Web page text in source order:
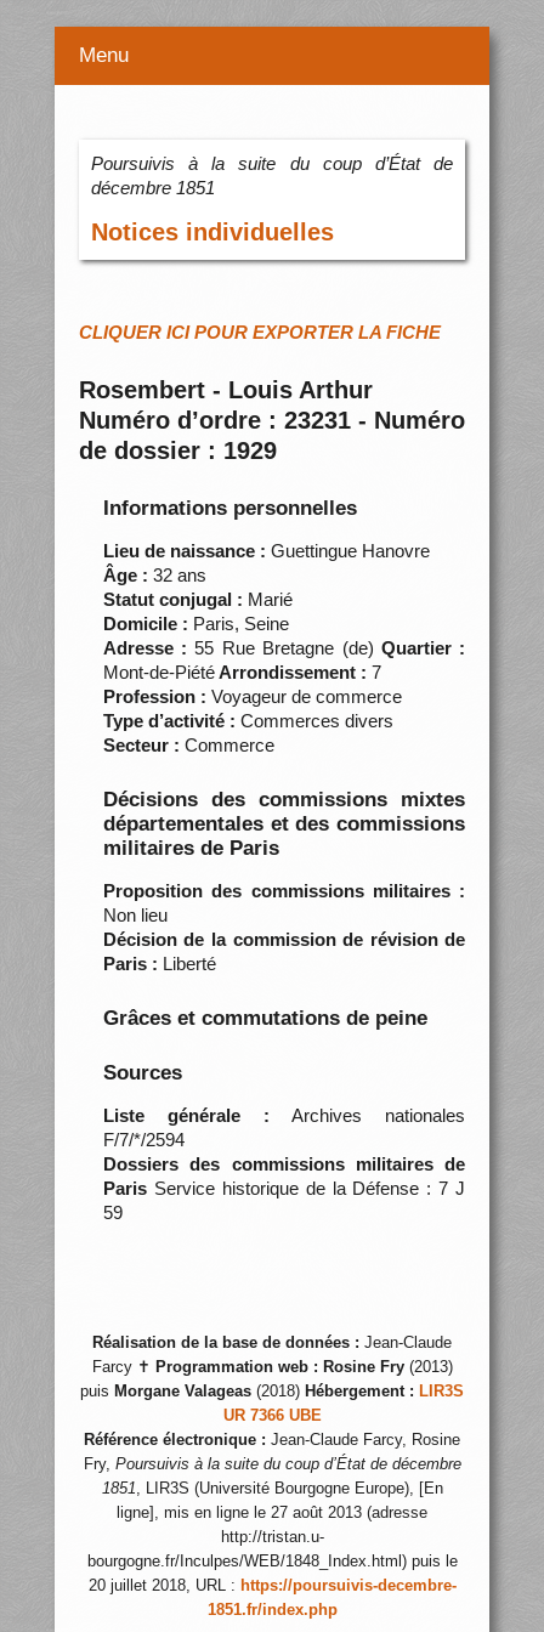
Menu
Poursuivis à la suite du coup d’État de
décembre 1851
Notices individuelles
CLIQUER ICI POUR EXPORTER LA FICHE
Rosembert - Louis Arthur
Numéro d’ordre : 23231 - Numéro
de dossier : 1929
Informations personnelles
Lieu de naissance : Guettingue Hanovre
Âge : 32 ans
Statut conjugal : Marié
Domicile : Paris, Seine
Adresse : 55 Rue Bretagne (de) Quartier :
Mont-de-PiétéArrondissement : 7
Profession : Voyageur de commerce
Type d’activité : Commerces divers
Secteur : Commerce
Décisions des commissions mixtes
départementales et des commissions
militaires de Paris
Proposition des commissions militaires :
Non lieu
Décision de la commission de révision de
Paris : Liberté
Grâces et commutations de peine
Sources
Liste générale : Archives nationales
F/7/*/2594
Dossiers des commissions militaires de
ParisService historique de la Défense : 7 J
59
Réalisation de la base de données : Jean-Claude
Farcy ✝ Programmation web : Rosine Fry(2013)
puis Morgane Valageas (2018) Hébergement : LIR3S
UR 7366 UBE
Référence électronique : Jean-Claude Farcy, Rosine
Fry, Poursuivis à la suite du coup d’État de décembre
1851, LIR3S (Université Bourgogne Europe), [En
ligne], mis en ligne le 27 août 2013 (adresse
http://tristan.u-
bourgogne.fr/Inculpes/WEB/1848_Index.html) puis le
20 juillet 2018, URL : https://poursuivis-decembre-
1851.fr/index.php